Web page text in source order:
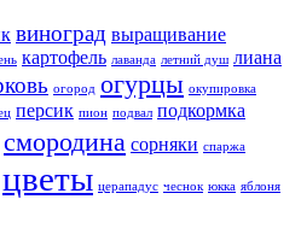
виноград выращивание
картофель лаванда летний душ лиана
огород огурцы окупировка
персик пион подвал подкормка
смородина сорняки спаржа
цветы церападус чеснок юкка яблоня